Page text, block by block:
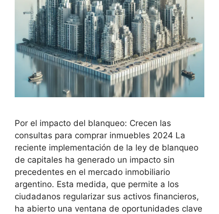
Por el impacto del blanqueo: Crecen las
consultas para comprar inmuebles 2024 La
reciente implementación de la ley de blanqueo
de capitales ha generado un impacto sin
precedentes en el mercado inmobiliario
argentino. Esta medida, que permite a los
ciudadanos regularizar sus activos financieros,
ha abierto una ventana de oportunidades clave